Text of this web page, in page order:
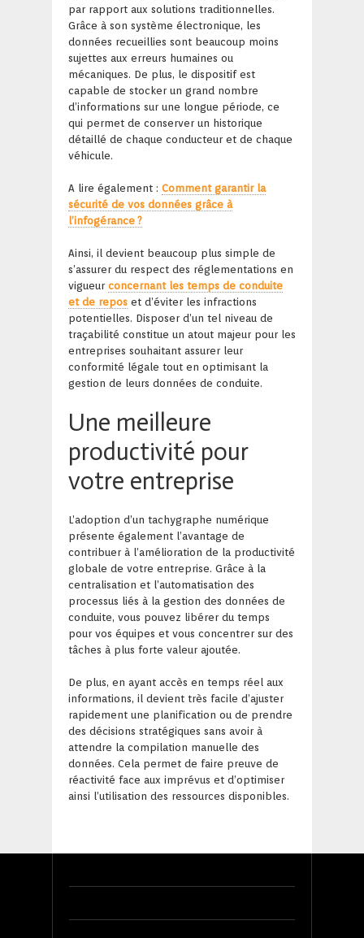
par rapport aux solutions traditionnelles.
Grâce à son système électronique, les
données recueillies sont beaucoup moins
sujettes aux erreurs humaines ou
mécaniques. De plus, le dispositif est
capable de stocker un grand nombre
d’informations sur une longue période, ce
qui permet de conserver un historique
détaillé de chaque conducteur et de chaque
véhicule.
A lire également : Comment garantir la
sécurité de vos données grâce à
l’infogérance ?
Ainsi, il devient beaucoup plus simple de
s’assurer du respect des réglementations en
vigueur concernant les temps de conduite
et de repos et d’éviter les infractions
potentielles. Disposer d’un tel niveau de
traçabilité constitue un atout majeur pour les
entreprises souhaitant assurer leur
conformité légale tout en optimisant la
gestion de leurs données de conduite.
Une meilleure
productivité pour
votre entreprise
L’adoption d’un tachygraphe numérique
présente également l’avantage de
contribuer à l’amélioration de la productivité
globale de votre entreprise. Grâce à la
centralisation et l’automatisation des
processus liés à la gestion des données de
conduite, vous pouvez libérer du temps
pour vos équipes et vous concentrer sur des
tâches à plus forte valeur ajoutée.
De plus, en ayant accès en temps réel aux
informations, il devient très facile d’ajuster
rapidement une planification ou de prendre
des décisions stratégiques sans avoir à
attendre la compilation manuelle des
données. Cela permet de faire preuve de
réactivité face aux imprévus et d’optimiser
ainsi l’utilisation des ressources disponibles.